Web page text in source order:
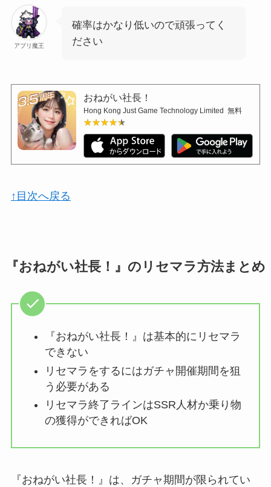
アプリ魔王
確率はかなり低いので頑張ってく
ださい
おねがい社長！
Hong Kong Just Game Technology Limited 無料
★★★★★
★★★★★
↑目次へ戻る
『おねがい社長！』のリセマラ方法まとめ
『おねがい社長！』は基本的にリセマラ
できない
リセマラをするにはガチャ開催期間を狙
う必要がある
リセマラ終了ラインはSSR人材か乗り物
の獲得ができればOK
『おねがい社長！』は、ガチャ期間が限られてい